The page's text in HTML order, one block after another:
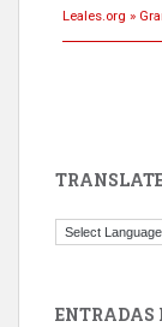
Leales.org »
El
ENTRADAS